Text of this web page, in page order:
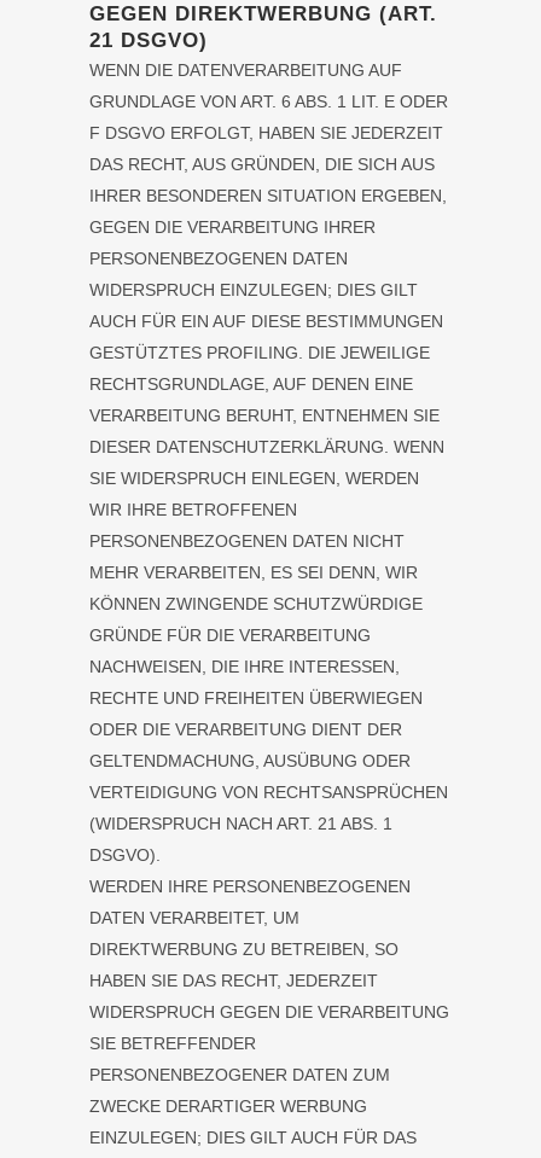
GEGEN DIREKTWERBUNG (ART.
21 DSGVO)
WENN DIE DATENVERARBEITUNG AUF
GRUNDLAGE VON ART. 6 ABS. 1 LIT. E ODER
F DSGVO ERFOLGT, HABEN SIE JEDERZEIT
DAS RECHT, AUS GRÜNDEN, DIE SICH AUS
IHRER BESONDEREN SITUATION ERGEBEN,
GEGEN DIE VERARBEITUNG IHRER
PERSONENBEZOGENEN DATEN
WIDERSPRUCH EINZULEGEN; DIES GILT
AUCH FÜR EIN AUF DIESE BESTIMMUNGEN
GESTÜTZTES PROFILING. DIE JEWEILIGE
RECHTSGRUNDLAGE, AUF DENEN EINE
VERARBEITUNG BERUHT, ENTNEHMEN SIE
DIESER DATENSCHUTZERKLÄRUNG. WENN
SIE WIDERSPRUCH EINLEGEN, WERDEN
WIR IHRE BETROFFENEN
PERSONENBEZOGENEN DATEN NICHT
MEHR VERARBEITEN, ES SEI DENN, WIR
KÖNNEN ZWINGENDE SCHUTZWÜRDIGE
GRÜNDE FÜR DIE VERARBEITUNG
NACHWEISEN, DIE IHRE INTERESSEN,
RECHTE UND FREIHEITEN ÜBERWIEGEN
ODER DIE VERARBEITUNG DIENT DER
GELTENDMACHUNG, AUSÜBUNG ODER
VERTEIDIGUNG VON RECHTSANSPRÜCHEN
(WIDERSPRUCH NACH ART. 21 ABS. 1
DSGVO).
WERDEN IHRE PERSONENBEZOGENEN
DATEN VERARBEITET, UM
DIREKTWERBUNG ZU BETREIBEN, SO
HABEN SIE DAS RECHT, JEDERZEIT
WIDERSPRUCH GEGEN DIE VERARBEITUNG
SIE BETREFFENDER
PERSONENBEZOGENER DATEN ZUM
ZWECKE DERARTIGER WERBUNG
EINZULEGEN; DIES GILT AUCH FÜR DAS